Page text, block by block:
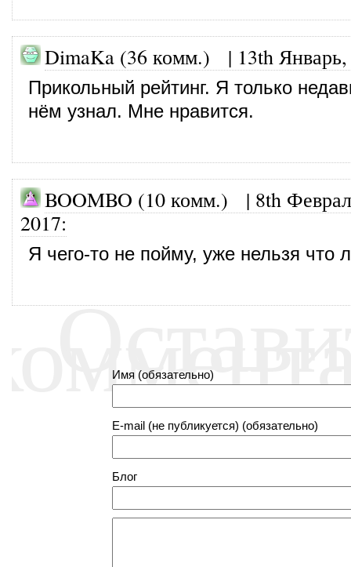
DimaKa (36 комм.) | 13th
Прикольный рейтинг. Я только
нём узнал. Мне нравится.
BOOMBO (10 комм.) | 8th
2017:
Я чего-то не пойму, уже нельзя что
Имя (обязательно)
E-mail (не публикуется) (обязательно)
Блог